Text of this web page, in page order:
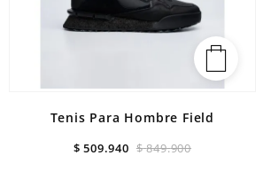
Tenis Para Hombre Field
$ 849.900
$ 509.940